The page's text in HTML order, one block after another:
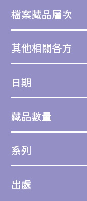
檔案藏品層次
其他相關各方
日期
藏品數量
系列
出處